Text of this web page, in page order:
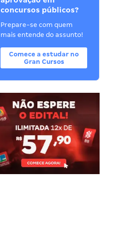
concursos públicos?
Prepare-se com quem
mais entende do assunto!
Comece a estudar no
Gran Cursos